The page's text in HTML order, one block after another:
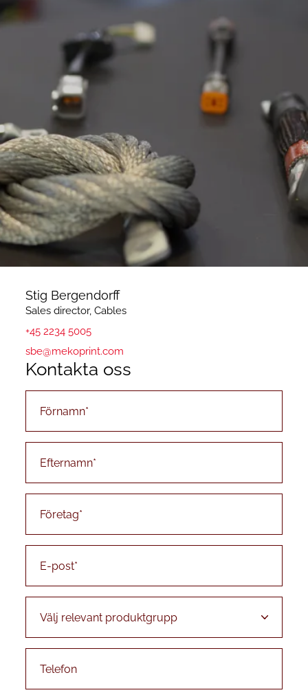
Stig Bergendorff
Sales director, Cables
+45 2234 5005
sbe@mekoprint.com
Kontakta oss